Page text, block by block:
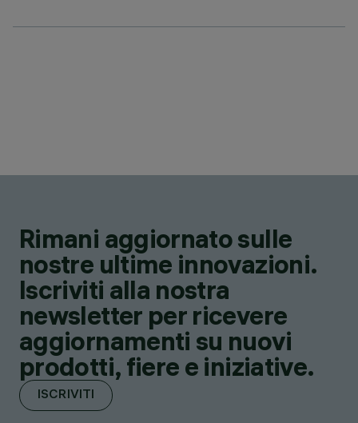
Rimani aggiornato sulle
nostre ultime innovazioni.
Iscriviti alla nostra
newsletter per ricevere
aggiornamenti su nuovi
prodotti, fiere e iniziative.
ISCRIVITI